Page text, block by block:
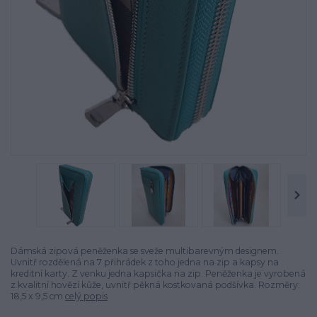
Dámská zipová peněženka se sveže multibarevným designem.
Uvnitř rozdělená na 7 přihrádek z toho jedna na zip a kapsy na
kreditní karty. Z venku jedna kapsička na zip. Peněženka je vyrobená
z kvalitní hovězí kůže, uvnitř pěkná kostkovaná podšívka. Rozměry:
18,5 x 9,5 cm celý popis